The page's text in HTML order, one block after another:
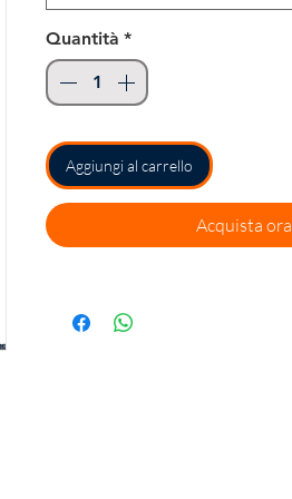
Quantità *
Aggiungi al carrello
Acquista ora